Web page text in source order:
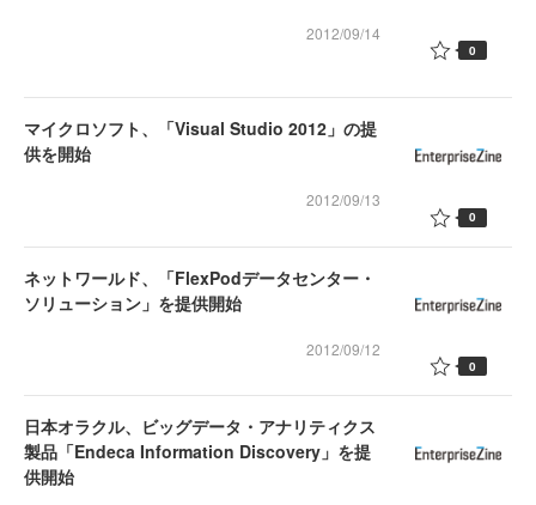
2012/09/14
0
マイクロソフト、「Visual Studio 2012」の提
供を開始
2012/09/13
0
ネットワールド、「FlexPodデータセンター・
ソリューション」を提供開始
2012/09/12
0
日本オラクル、ビッグデータ・アナリティクス
製品「Endeca Information Discovery」を提
供開始